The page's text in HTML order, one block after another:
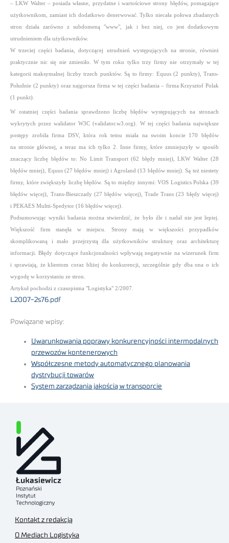
– LKW Walter – posiada własne, przydatne i wartościowe strony błędów, pomagające
użytkownikom, zamiast ich dodatkowo denerwować. Tylko niecała połowa zbadanych
stron działa zarówno z subdomeną "www", jak i bez niej, co jest dodatkowym
utrudnieniem dla użytkowników.
W trzeciej części badania, dotyczącej utrudnień występujących na stronie, również
praktycznie nic się nie zmieniło. W tym roku tylko trzy firmy nie otrzymały w tej
kategorii maksymalnej liczby trzech punktów. Są to firmy: Equus (2 punkty), Trans-
Południe (2 punkty) oraz najgorsza firma w tej części badania – firma Krzysztof Polak
(1 punkt).
W ostatniej części badania sprawdzono liczbę błędów występujących na stronach
wykrytych przez walidator W3C (validator.w3.org). W tej części badania największe
postępy zrobiła firma DSV, która rok temu miała na swoim koncie 170 błędów
na stronie głównej, a teraz ma ich tylko 2. Inne firmy, które zmniejszyły w sposób
znaczący liczbę błędów to: No Limit Transport (62 błędy mniej), LKW Walter (28
błędów mniej), Equus (27 błędów mniej) i Agroland (13 błędów mniej). Są też niestety
firmy, które zwiększyły liczbę błędów. Są to między innymi: VOS Logistics Polska (39
błędów więcej), Trans-Bieszczady (27 błędów więcej), Trade Trans (23 błędy więcej)
i PEKAES Multti-Spedytor (16 błędów więcej).
Podsumowując wyniki badania można stwierdzić, że było źle i nadal nie jest lepiej.
Większość firm stanęła w miejscu. Strony mają w większości przypadków
skomplikowaną i mało przejrzystą dla użytkowników strukturę oraz architekturę
informacji. Błędy dotyczące funkcjonalności wpływają negatywnie na wizerunek firm
i sprawiają, że klientom coraz bliżej do konkurencji, szczególnie gdy dba ona o ich
wygodę w korzystaniu ze stron.
Artykuł pochodzi z czasopisma "Logistyka" 2/2007.
L2007-2s76.pdf
Powiązane wpisy:
Uwarunkowania poprawy konkurencyjności intermodalnych
przewozów kontenerowych
Współczesne metody automatycznego planowania
dystrybucji towarów
System zarządzania jakością w transporcie
Kontakt z redakcją
O Mediach Logistyka